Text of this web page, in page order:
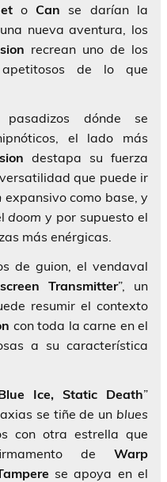
oCan se darían la
nueva aventura, los
recrean uno de los
de lo que
pasadizos dónde se
el lado más
destapa su fuerza
que puede ir
expansivo como base, y
doom y por supuesto el
más enérgicas.
de guion, el vendaval
Transmitter”, un
resumir el contexto
con toda la carne en el
a su característica
Ice, Static Death”
se tiñe de un blues
con otra estrella que
de Warp
se apoya en el